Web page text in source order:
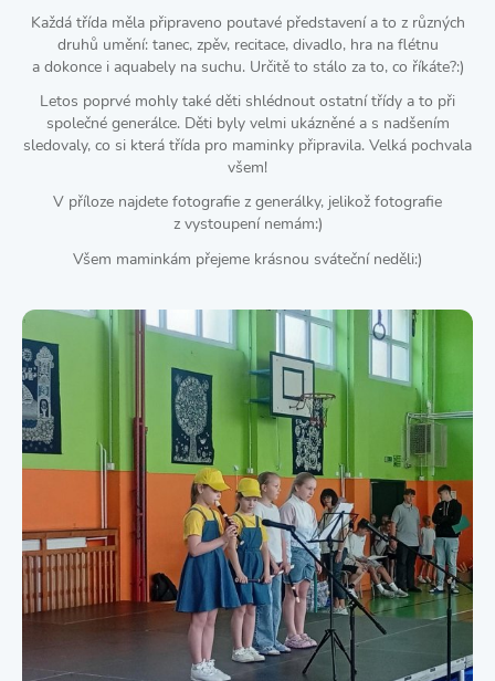
Každá třída měla připraveno poutavé představení a to z různých
druhů umění: tanec, zpěv, recitace, divadlo, hra na flétnu
a dokonce i aquabely na suchu. Určitě to stálo za to, co říkáte?:)
Letos poprvé mohly také děti shlédnout ostatní třídy a to při
společné generálce. Děti byly velmi ukázněné a s nadšením
sledovaly, co si která třída pro maminky připravila. Velká pochvala
všem!
V příloze najdete fotografie z generálky, jelikož fotografie
z vystoupení nemám:)
Všem maminkám přejeme krásnou sváteční neděli:)